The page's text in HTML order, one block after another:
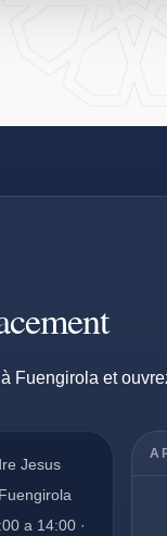
Fuengirola et
Jesus
a 14:00 ·